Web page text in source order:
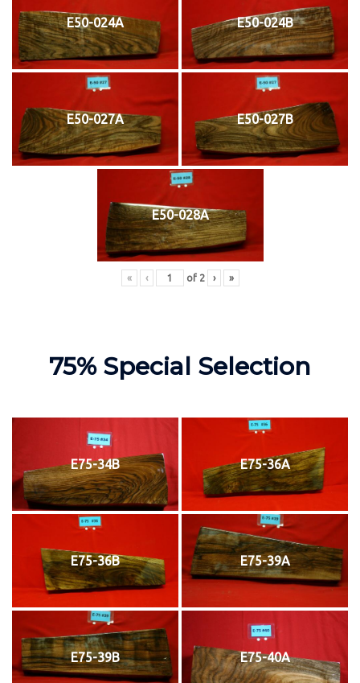
E50-024A E50-024B
E50-027A E50-027B
E50-028A
« ‹ of 2 › »
75% Special Selection
E75-34B E75-36A
E75-36B E75-39A
E75-39B E75-40A